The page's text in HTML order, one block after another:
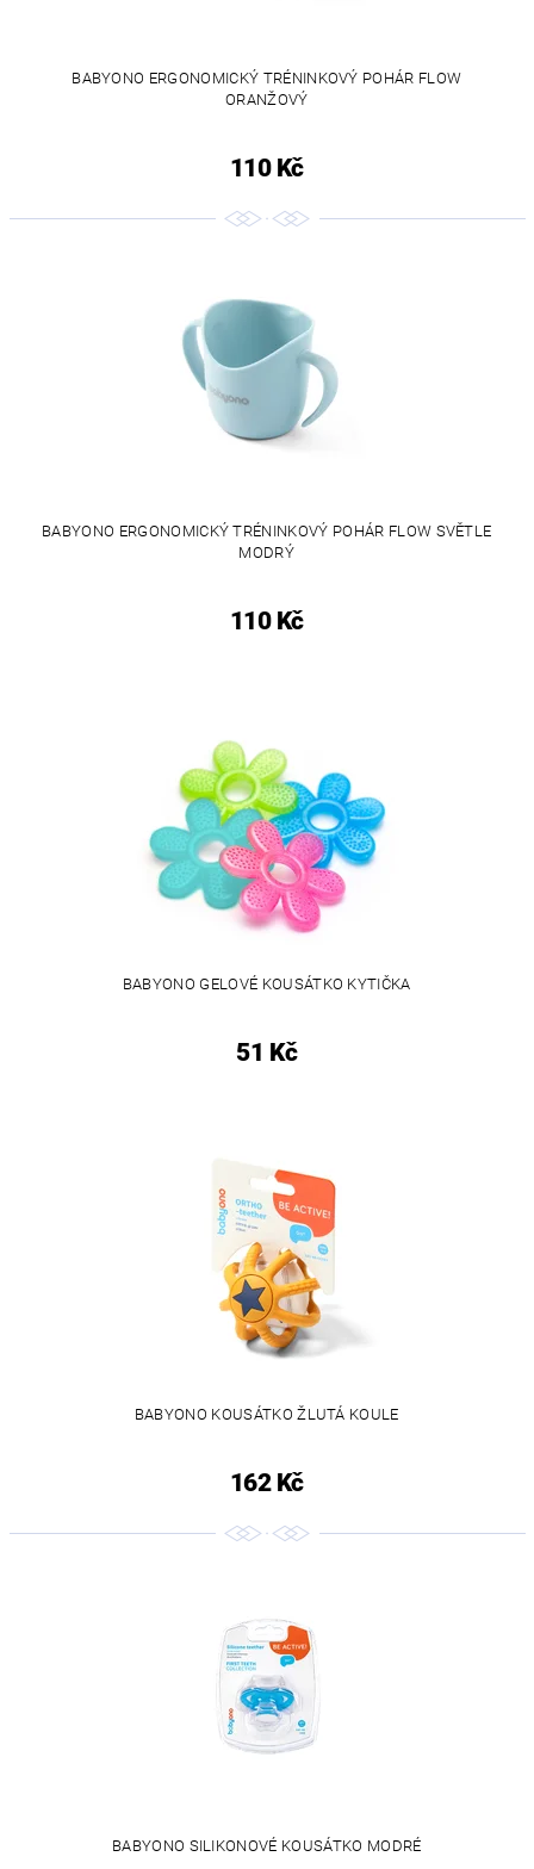
BABYONO ERGONOMICKÝ TRÉNINKOVÝ POHÁR FLOW
ORANŽOVÝ
110 Kč
BABYONO ERGONOMICKÝ TRÉNINKOVÝ POHÁR FLOW SVĚTLE
MODRÝ
110 Kč
BABYONO GELOVÉ KOUSÁTKO KYTIČKA
51 Kč
BABYONO KOUSÁTKO ŽLUTÁ KOULE
162 Kč
BABYONO SILIKONOVÉ KOUSÁTKO MODRÉ